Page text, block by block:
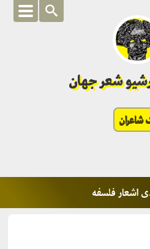
شعر جهان
اشعار فلسفه